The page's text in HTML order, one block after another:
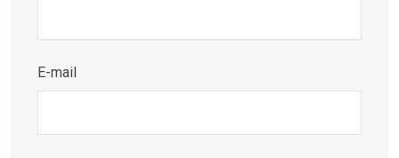
E-mail